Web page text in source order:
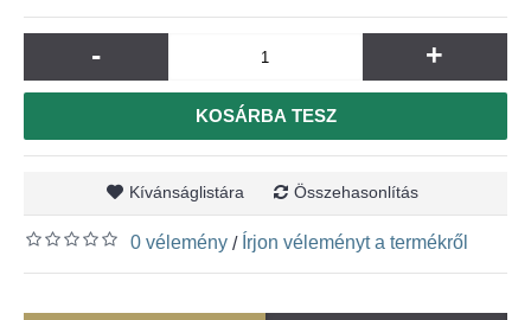
- +
KOSÁRBA TESZ
Kívánságlistára Összehasonlítás
0 vélemény / Írjon véleményt a termékről